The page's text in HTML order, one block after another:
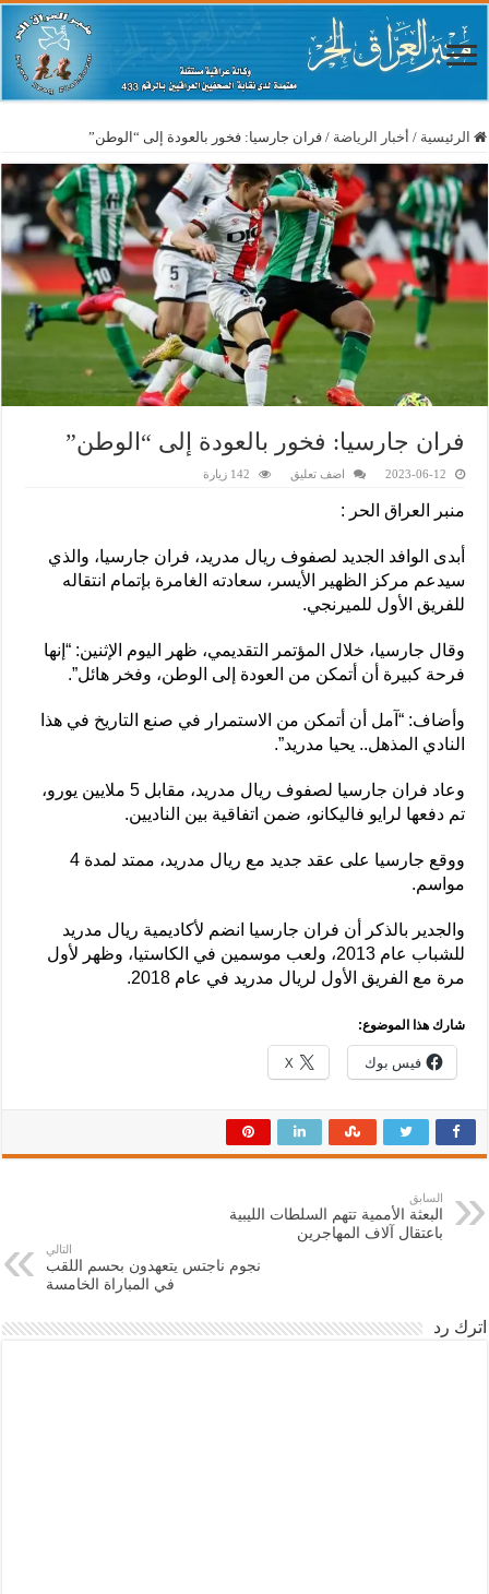
الرئيسية / أخبار الرياضة / فران جارسيا: فخور بالعودة إلى “الوطن”
فران جارسيا: فخور بالعودة إلى “الوطن”
2023-06-12 اضف تعليق 142 زيارة
منبر العراق الحر :
أبدى الوافد الجديد لصفوف ريال مدريد، فران جارسيا، والذي
سيدعم مركز الظهير الأيسر، سعادته الغامرة بإتمام انتقاله
للفريق الأول للميرنجي.
وقال جارسيا، خلال المؤتمر التقديمي، ظهر اليوم الإثنين: “إنها
فرحة كبيرة أن أتمكن من العودة إلى الوطن، وفخر هائل”.
وأضاف: “آمل أن أتمكن من الاستمرار في صنع التاريخ في هذا
النادي المذهل.. يحيا مدريد”.
وعاد فران جارسيا لصفوف ريال مدريد، مقابل 5 ملايين يورو،
تم دفعها لرايو فاليكانو، ضمن اتفاقية بين الناديين.
ووقع جارسيا على عقد جديد مع ريال مدريد، ممتد لمدة 4
مواسم.
والجدير بالذكر أن فران جارسيا انضم لأكاديمية ريال مدريد
للشباب عام 2013، ولعب موسمين في الكاستيا، وظهر لأول
مرة مع الفريق الأول لريال مدريد في عام 2018.
شارك هذا الموضوع:
فيس بوك X
السابق
البعثة الأممية تتهم السلطات الليبية
باعتقال آلاف المهاجرين
التالي
نجوم ناجتس يتعهدون بحسم اللقب
في المباراة الخامسة
اترك رد